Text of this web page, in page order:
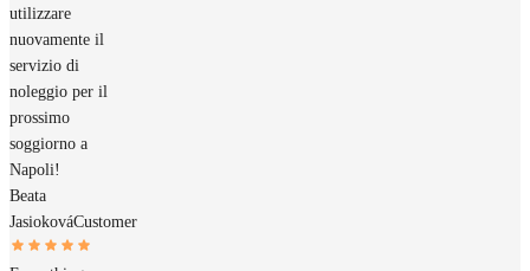
utilizzare
nuovamente il
servizio di
noleggio per il
prossimo
soggiorno a
Napoli!
Beata
JasiokováCustomer